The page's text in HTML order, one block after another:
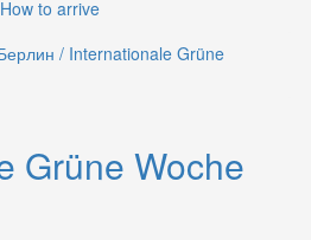
How to arrive
/ Internationale Grüne
Grüne Woche